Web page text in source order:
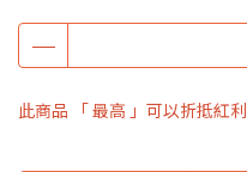
此商品 「 最高 」可以折抵紅利